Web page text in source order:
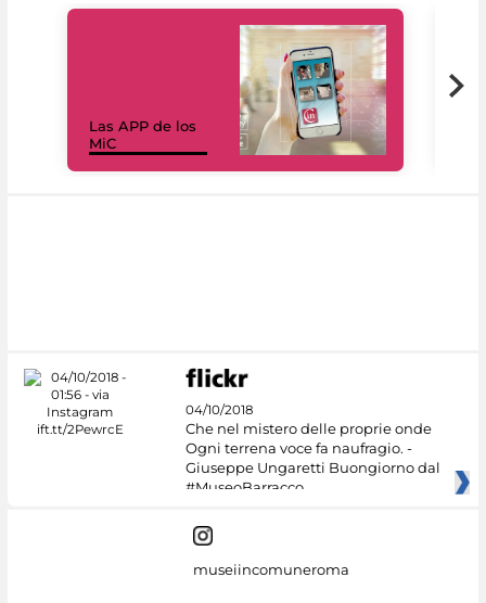
Las APP de los
MiC
04/10/2018
Che nel mistero delle proprie onde
Ogni terrena voce fa naufragio. -
Giuseppe Ungaretti Buongiorno dal
#MuseoBarracco
museiincomuneroma